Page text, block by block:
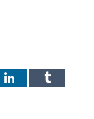
LinkedInTumblr